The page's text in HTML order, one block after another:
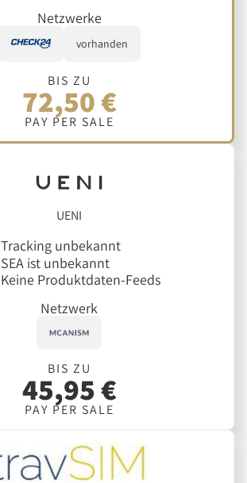
Netzwerke
vorhanden
BIS ZU
72,50 €
PAY PER SALE
UENI
Tracking unbekannt
SEA ist unbekannt
Keine Produktdaten-Feeds
Netzwerk
BIS ZU
45,95 €
PAY PER SALE